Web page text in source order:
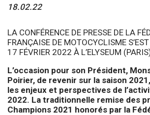
18.02.22
LA CONFÉRENCE DE PRESSE DE LA
FRANÇAISE DE MOTOCYCLISME
17 FÉVRIER 2022 À L’ELYSEUM
L’occasion pour son Président,
Poirier, de revenir sur la saison
les enjeux et perspectives de
2022. La traditionnelle remise des
Champions 2021 honorés par la